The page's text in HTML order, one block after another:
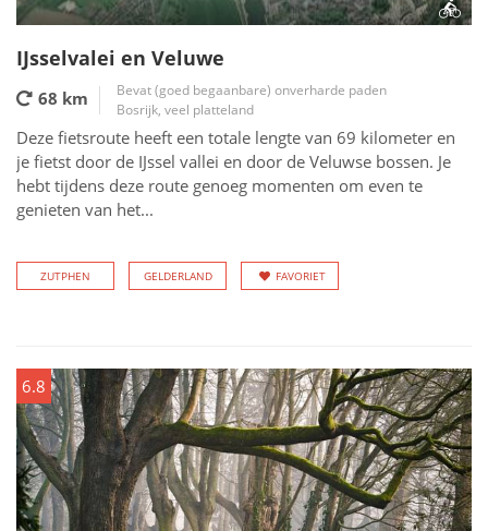
IJsselvalei en Veluwe
68 km
Bevat (goed begaanbare) onverharde paden
Bosrijk, veel platteland
Deze fietsroute heeft een totale lengte van 69 kilometer en
je fietst door de IJssel vallei en door de Veluwse bossen. Je
hebt tijdens deze route genoeg momenten om even te
genieten van het...
ZUTPHEN GELDERLAND FAVORIET
6.8